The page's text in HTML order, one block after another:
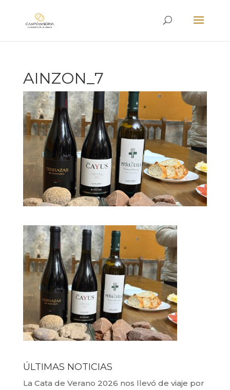
AINZON_7
ÚLTIMAS NOTICIAS
La Cata de Verano 2026 nos llevó de viaje por